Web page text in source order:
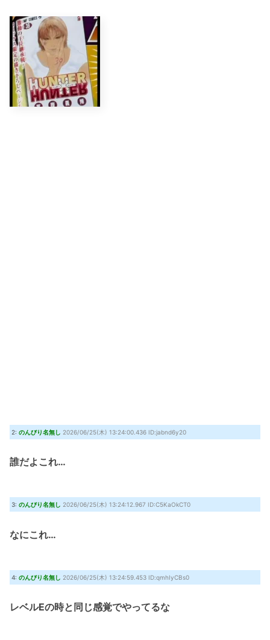
2: のんびり名無し 2026/06/25(木) 13:24:00.436 ID:jabnd6y20
誰だよこれ…
3: のんびり名無し 2026/06/25(木) 13:24:12.967 ID:C5KaOkCT0
なにこれ…
4: のんびり名無し 2026/06/25(木) 13:24:59.453 ID:qmhIyCBs0
レベルEの時と同じ感覚でやってるな